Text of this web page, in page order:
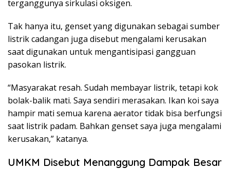
terganggunya sirkulasi oksigen.
Tak hanya itu, genset yang digunakan sebagai sumber
listrik cadangan juga disebut mengalami kerusakan
saat digunakan untuk mengantisipasi gangguan
pasokan listrik.
“Masyarakat resah. Sudah membayar listrik, tetapi kok
bolak-balik mati. Saya sendiri merasakan. Ikan koi saya
hampir mati semua karena aerator tidak bisa berfungsi
saat listrik padam. Bahkan genset saya juga mengalami
kerusakan,” katanya.
UMKM Disebut Menanggung Dampak Besar